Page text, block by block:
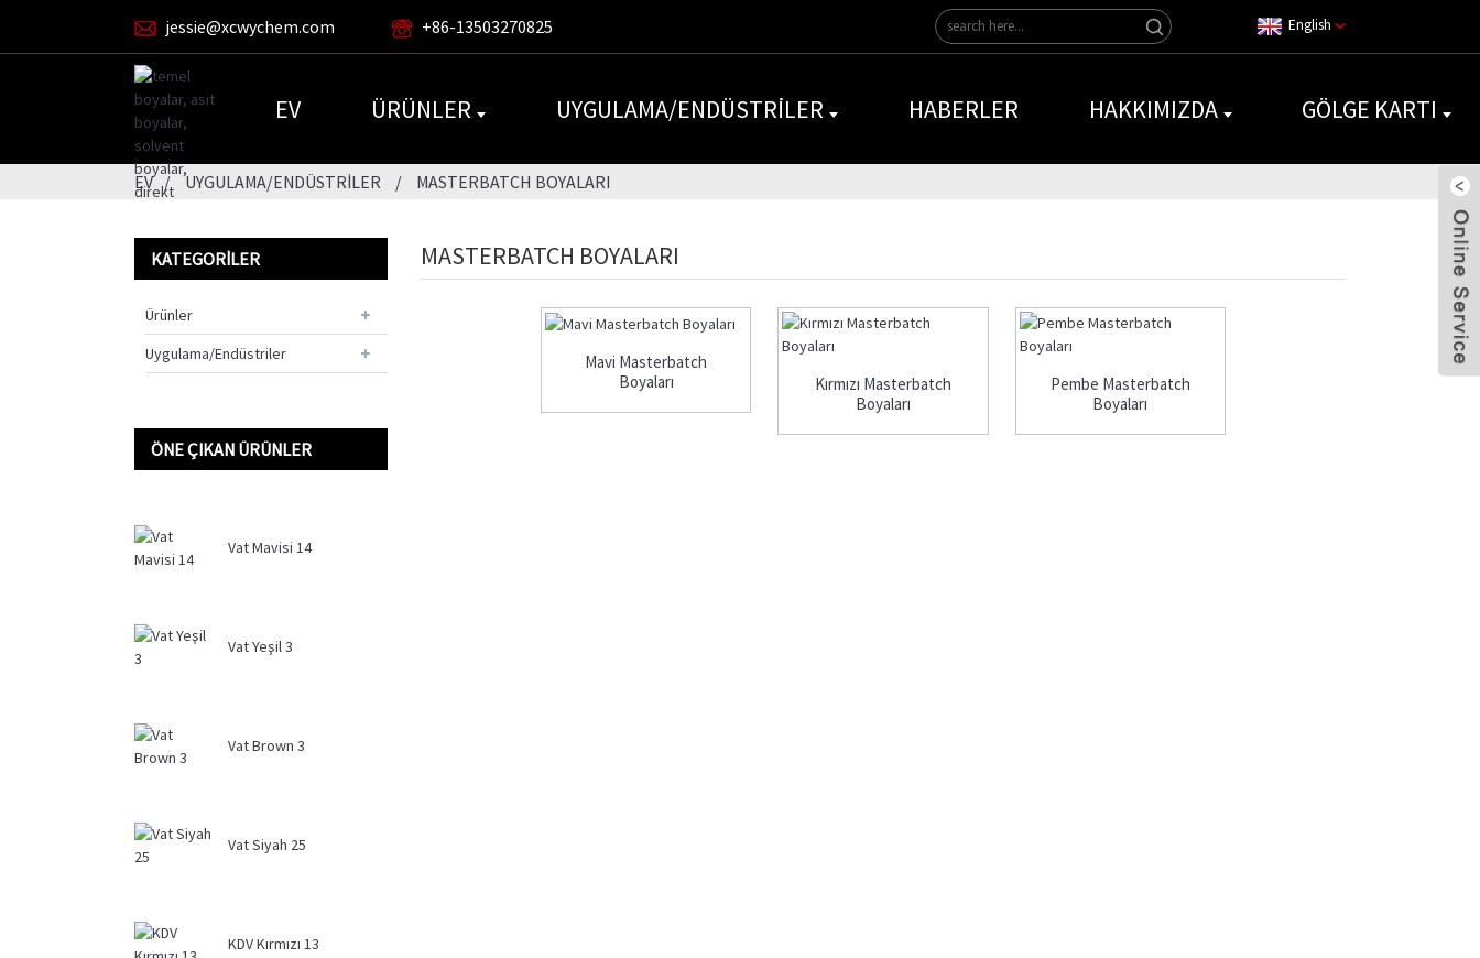
jessie@xcwychem.com +86-13503270825 English
EV ÜRÜNLER UYGULAMA/ENDÜSTRILER HABERLER HAKKIMIZDA GÖLGE KARTI
EV UYGULAMA/ENDÜSTRILER MASTERBATCH BOYALARI
KATEGORILER
Ürünler
Uygulama/Endüstriler
ÖNE ÇIKAN ÜRÜNLER
Vat Mavisi 14
Vat Yeşil 3
Vat Brown 3
Vat Siyah 25
KDV Kırmızı 13
MASTERBATCH BOYALARI
Mavi Masterbatch
Boyaları
Kırmızı Masterbatch
Boyaları
Pembe Masterbatch
Boyaları